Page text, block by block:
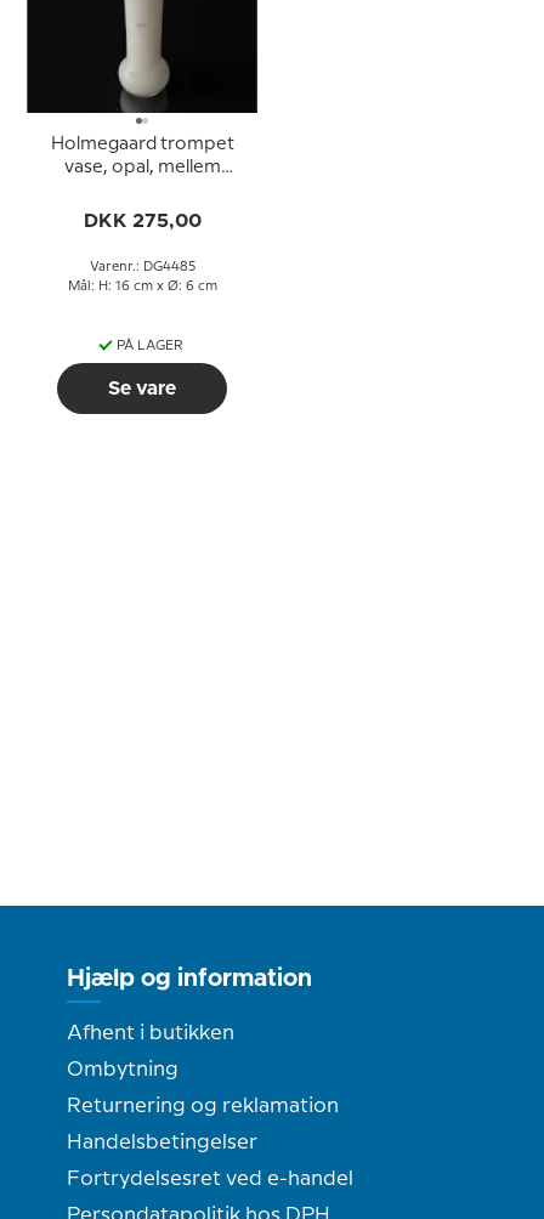
Holmegaard trompet
vase, opal, mellem
DKK 275,00
Varenr.: DG4485
Mål: H: 16 cm x Ø: 6 cm
PÅ LAGER
Se vare
Hjælp og information
Afhent i butikken
Ombytning
Returnering og reklamation
Handelsbetingelser
Fortrydelsesret ved e-handel